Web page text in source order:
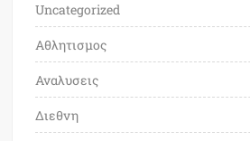
Uncategorized
Αθλητισμος
Αναλυσεις
Διεθνη